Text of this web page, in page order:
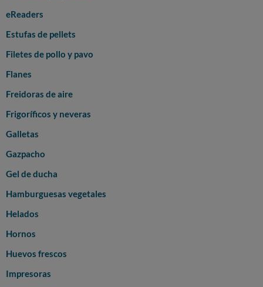
eReaders
Estufas de pellets
Filetes de pollo y pavo
Flanes
Freidoras de aire
Frigoríficos y neveras
Galletas
Gazpacho
Gel de ducha
Hamburguesas vegetales
Helados
Hornos
Huevos frescos
Impresoras